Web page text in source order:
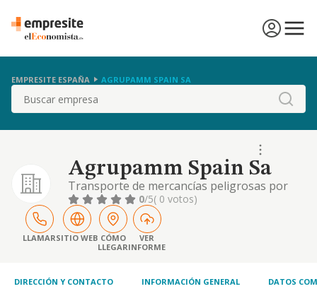
EMPRESITE ESPAÑA AGRUPAMM SPAIN SA
Buscar
Agrupamm Spain Sa
Transporte de mercancías peligrosas por
carretera.
0/5( 0 votos)
LLAMARSITIO WEB CÓMO
LLEGAR
VER
INFORME
DIRECCIÓN Y CONTACTO INFORMACIÓN GENERAL DATOS